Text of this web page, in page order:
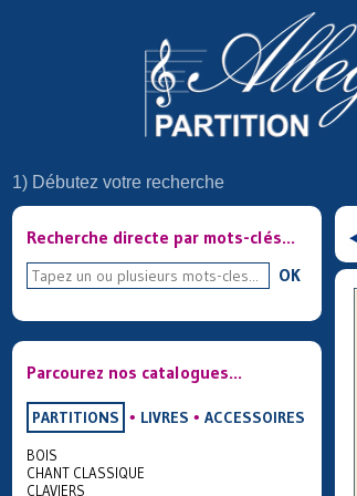
1) Débutez votre recherche
Recherche directe par mots-clés...
OK
Parcourez nos catalogues...
PARTITIONS • LIVRES • ACCESSOIRES
BOIS
CHANT CLASSIQUE
CLAVIERS